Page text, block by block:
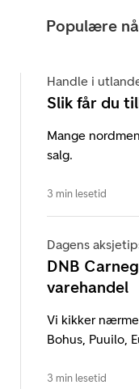
Populære nå
Handle i
Slik får du
Mange
salg.
3 min lesetid
Dagens
DNB
varehandel
Vi kikker
Bohus, Puuilo,
3 min lesetid